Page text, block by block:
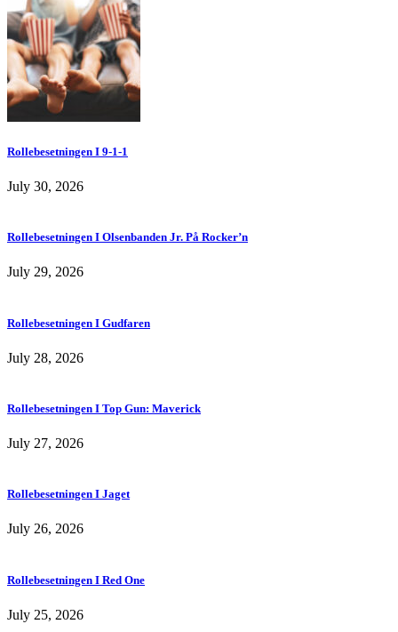
Rollebesetningen I 9-1-1
July 30, 2026
Rollebesetningen I Olsenbanden Jr. På Rocker’n
July 29, 2026
Rollebesetningen I Gudfaren
July 28, 2026
Rollebesetningen I Top Gun: Maverick
July 27, 2026
Rollebesetningen I Jaget
July 26, 2026
Rollebesetningen I Red One
July 25, 2026